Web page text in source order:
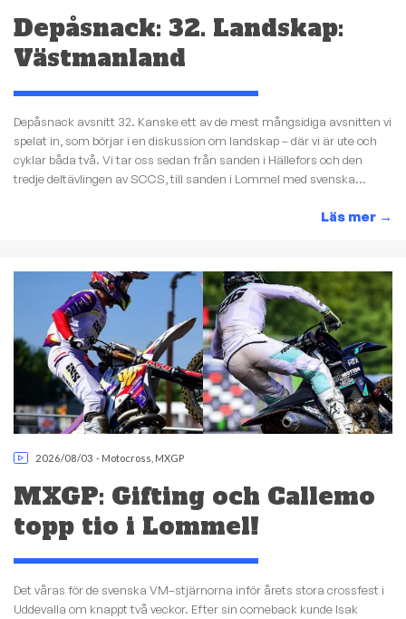
Depåsnack: 32. Landskap:
Västmanland
Depåsnack avsnitt 32. Kanske ett av de mest mångsidiga avsnitten vi
spelat in, som börjar i en diskussion om landskap – där vi är ute och
cyklar båda två. Vi tar oss sedan från sanden i Hällefors och den
tredje deltävlingen av SCCS, till sanden i Lommel med svenska...
Läs mer →
2026/08/03 - Motocross MXGP
MXGP: Gifting och Callemo
topp tio i Lommel!
Det våras för de svenska VM–stjärnorna inför årets stora crossfest i
Uddevalla om knappt två veckor. Efter sin comeback kunde Isak